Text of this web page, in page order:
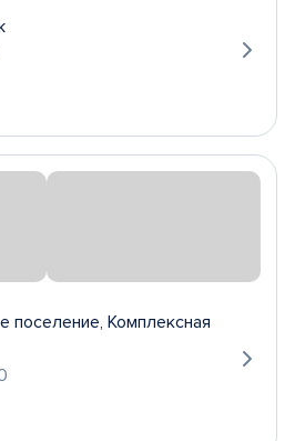
поселение, Комплексная